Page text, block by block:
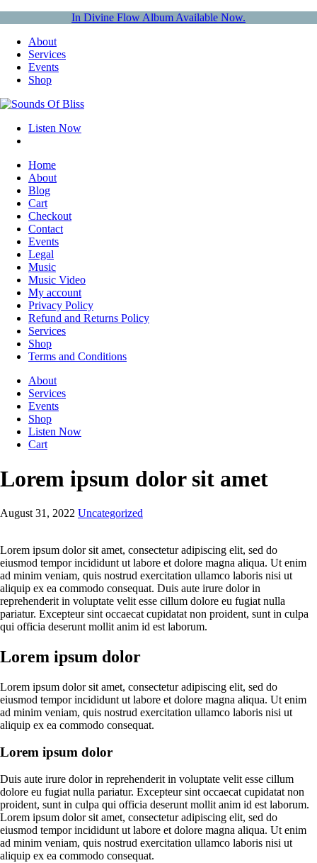
In Divine Flow Album Available Now.
About
Services
Events
Shop
Listen Now
Home
About
Blog
Cart
Checkout
Contact
Events
Legal
Music
Music Video
My account
Privacy Policy
Refund and Returns Policy
Services
Shop
Terms and Conditions
About
Services
Events
Shop
Listen Now
Cart
Lorem ipsum dolor sit amet
August 31, 2022 Uncategorized
Lorem ipsum dolor sit amet, consectetur adipiscing elit, sed do
eiusmod tempor incididunt ut labore et dolore magna aliqua. Ut enim
ad minim veniam, quis nostrud exercitation ullamco laboris nisi ut
aliquip ex ea commodo consequat. Duis aute irure dolor in
reprehenderit in voluptate velit esse cillum dolore eu fugiat nulla
pariatur. Excepteur sint occaecat cupidatat non proident, sunt in culpa
qui officia deserunt mollit anim id est laborum.
Lorem ipsum dolor
Lorem ipsum dolor sit amet, consectetur adipiscing elit, sed do
eiusmod tempor incididunt ut labore et dolore magna aliqua. Ut enim
ad minim veniam, quis nostrud exercitation ullamco laboris nisi ut
aliquip ex ea commodo consequat.
Lorem ipsum dolor
Duis aute irure dolor in reprehenderit in voluptate velit esse cillum
dolore eu fugiat nulla pariatur. Excepteur sint occaecat cupidatat non
proident, sunt in culpa qui officia deserunt mollit anim id est laborum.
Lorem ipsum dolor sit amet, consectetur adipiscing elit, sed do
eiusmod tempor incididunt ut labore et dolore magna aliqua. Ut enim
ad minim veniam, quis nostrud exercitation ullamco laboris nisi ut
aliquip ex ea commodo consequat.